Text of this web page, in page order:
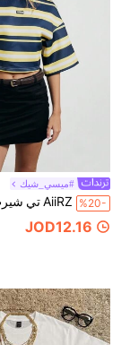
#ميسي_شيك
%20-
JOD12.16